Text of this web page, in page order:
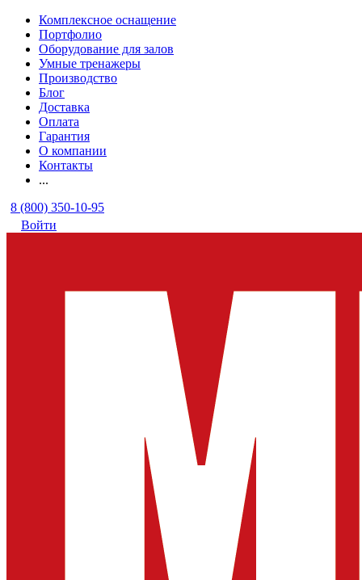
Комплексное оснащение
Портфолио
Оборудование для залов
Умные тренажеры
Производство
Блог
Доставка
Оплата
Гарантия
О компании
Контакты
...
8 (800) 350-10-95
Войти